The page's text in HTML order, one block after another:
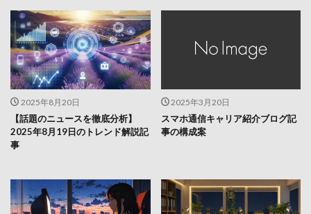
2025年8月20日
【話題のニュースを徹底分析】
2025年8月19日のトレンド解説記
事
2025年3月20日
スマホ通信キャリア紹介ブログ記
事の構成案